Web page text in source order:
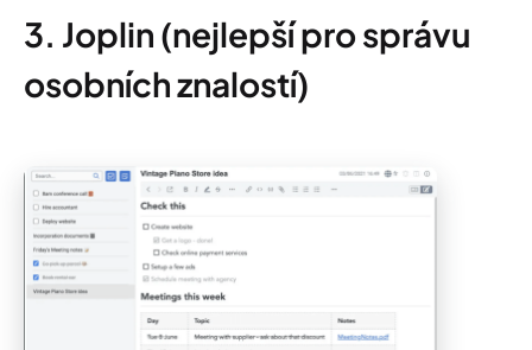
3. Joplin (nejlepší pro správu
osobních znalostí)